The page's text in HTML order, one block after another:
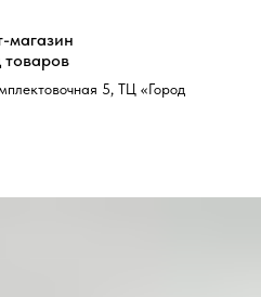
магазин
товаров
5, ТЦ «Город
магазин
товаров
5, ТЦ «Город